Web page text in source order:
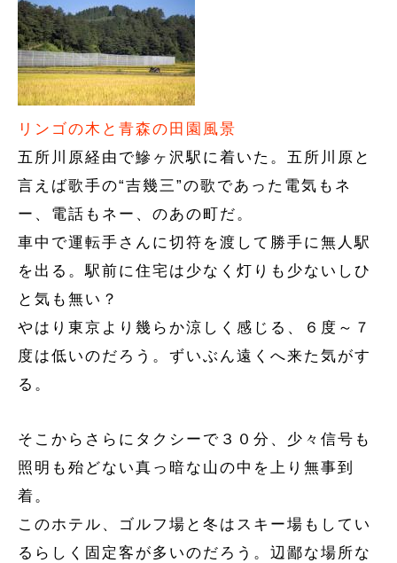
リンゴの木と青森の田園風景
五所川原経由で鰺ヶ沢駅に着いた。五所川原と
言えば歌手の“吉幾三”の歌であった電気もネ
ー、電話もネー、のあの町だ。
車中で運転手さんに切符を渡して勝手に無人駅
を出る。駅前に住宅は少なく灯りも少ないしひ
と気も無い？
やはり東京より幾らか涼しく感じる、６度～７
度は低いのだろう。ずいぶん遠くへ来た気がす
る。
そこからさらにタクシーで３０分、少々信号も
照明も殆どない真っ暗な山の中を上り無事到
着。
このホテル、ゴルフ場と冬はスキー場もしてい
るらしく固定客が多いのだろう。辺鄙な場所な